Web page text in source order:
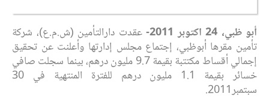
أبو ظبي، 24 اكتوبر 2011-
عقدت دارالتأمين (ش.م.ع)، شركة
تأمين مقرها أبوظبي، إجتماع مجلس إدارتها وأعلنت عن تحقيق
إجمالي أقساط مكتتبة بقيمة 9.7 مليون درهم، بينما سجلت صافي
خسائر بقيمة 1.1 مليون درهم للفترة المنتهية في 30
سبتمبر2011.